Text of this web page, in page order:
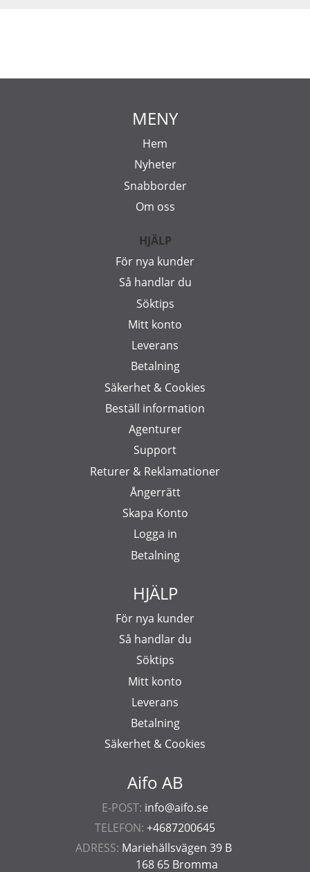
Aifo AB
E-POST: info@aifo.se
TELEFON: +4687200645
ADRESS: Mariehällsvägen 39 B
168 65 Bromma
MENY
Hem
Nyheter
Snabborder
Om oss
HJÄLP
För nya kunder
Så handlar du
Söktips
Mitt konto
Leverans
Betalning
Säkerhet & Cookies
Beställ information
Agenturer
Support
Returer & Reklamationer
Ångerrätt
Skapa Konto
Logga in
Betalning
HJÄLP
För nya kunder
Så handlar du
Söktips
Mitt konto
Leverans
Betalning
Säkerhet & Cookies